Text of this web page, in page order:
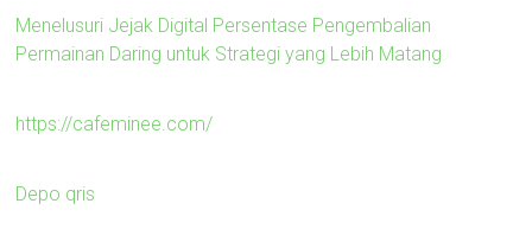
Menelusuri Jejak Digital Persentase Pengembalian
Permainan Daring untuk Strategi yang Lebih Matang
https://cafeminee.com/
Depo qris